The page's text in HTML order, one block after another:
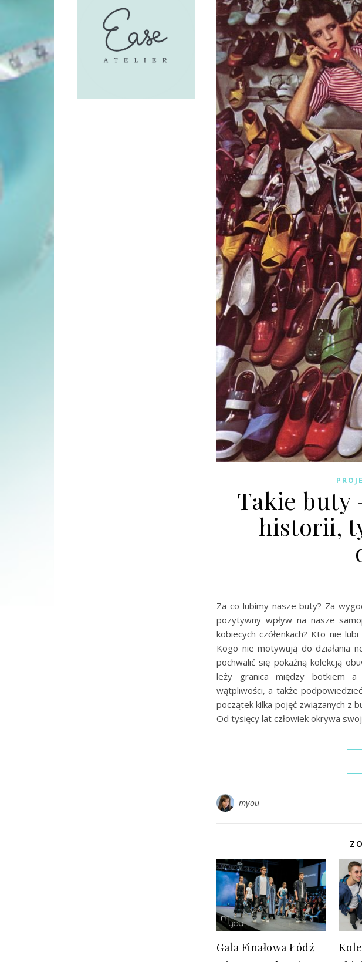
Takie buty
historii,
Za co lubimy nasze buty? Za
pozytywny wpływ na nasze
kobiecych czółenkach? Kto nie
Kogo nie motywują do działania
pochwalić się pokaźną kolekcją
leży granica między botkiem a
wątpliwości, a także
początek kilka pojęć związanych z
Od tysięcy lat człowiek okrywa
myou
Gala Finałowa Łódź